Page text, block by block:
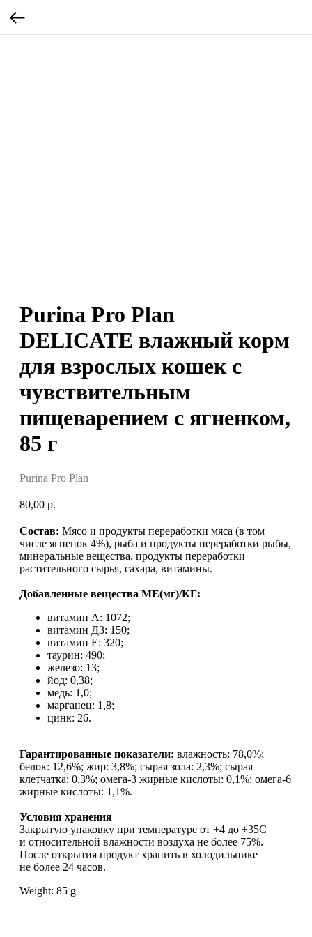
Purina Pro Plan
DELICATE влажный корм
для взрослых кошек c
чувствительным
пищеварением с ягненком,
85 г
Purina Pro Plan
80,00 р.
Состав: Мясо и продукты переработки мяса (в том
числе ягненок 4%), рыба и продукты переработки рыбы,
минеральные вещества, продукты переработки
растительного сырья, сахара, витамины.
Добавленные вещества МЕ(мг)/КГ:
витамин A: 1072;
витамин Д3: 150;
витамин E: 320;
таурин: 490;
железо: 13;
йод: 0,38;
медь: 1,0;
марганец: 1,8;
цинк: 26.
Гарантированные показатели: влажность: 78,0%;
белок: 12,6%; жир: 3,8%; сырая зола: 2,3%; сырая
клетчатка: 0,3%; омега-3 жирные кислоты: 0,1%; омега-6
жирные кислоты: 1,1%.
Условия хранения
Закрытую упаковку при температуре от +4 до +35С
и относительной влажности воздуха не более 75%.
После открытия продукт хранить в холодильнике
не более 24 часов.
Weight: 85 g